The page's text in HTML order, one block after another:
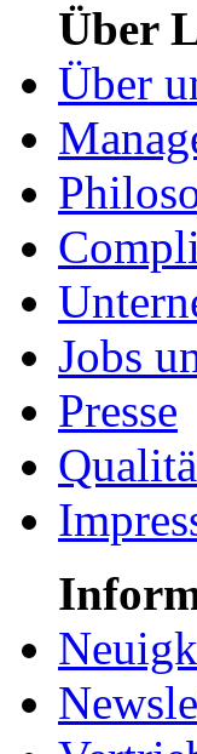
Über
Über
Jobs
Presse